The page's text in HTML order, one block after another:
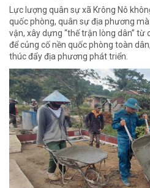
Lực lượng quân sự xã Krông Nô
quốc phòng, quân sự địa phương
vận, xây dựng “thế trận lòng dân”
để củng cố nền quốc phòng toàn
thúc đẩy địa phương phát triển.